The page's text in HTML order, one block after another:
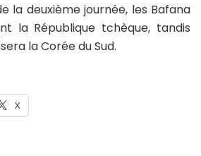
la deuxième journée, les Bafana
la République tchèque, tandis
la Corée du Sud.
X